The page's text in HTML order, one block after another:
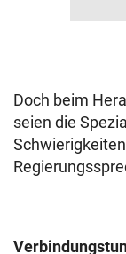
Doch beim
seien die